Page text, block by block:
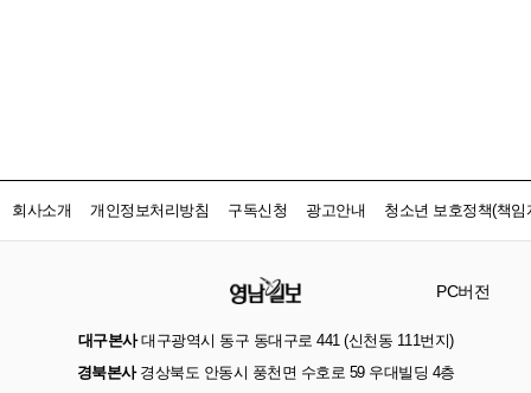
회사소개 개인정보처리방침 구독신청 광고안내 청소년 보호정책(책임
PC버전
대구본사대구광역시 동구 동대구로 441 (신천동 111번지)
경북본사경상북도 안동시 풍천면 수호로 59 우대빌딩 4층